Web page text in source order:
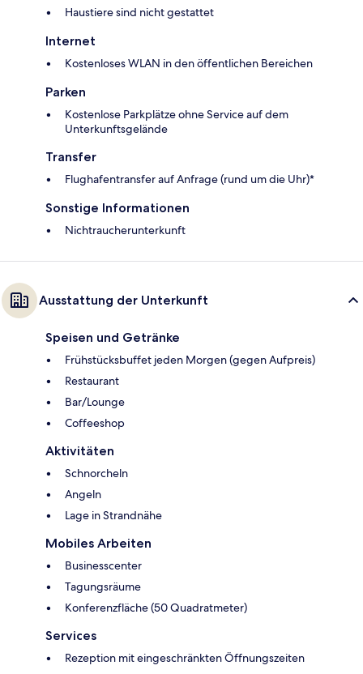
Haustiere sind nicht gestattet
Internet
Kostenloses WLAN in den öffentlichen Bereichen
Parken
Kostenlose Parkplätze ohne Service auf dem
Unterkunftsgelände
Transfer
Flughafentransfer auf Anfrage (rund um die Uhr)*
Sonstige Informationen
Nichtraucherunterkunft
Ausstattung der Unterkunft
Speisen und Getränke
Frühstücksbuffet jeden Morgen (gegen Aufpreis)
Restaurant
Bar/Lounge
Coffeeshop
Aktivitäten
Schnorcheln
Angeln
Lage in Strandnähe
Mobiles Arbeiten
Businesscenter
Tagungsräume
Konferenzfläche (50 Quadratmeter)
Services
Rezeption mit eingeschränkten Öffnungszeiten